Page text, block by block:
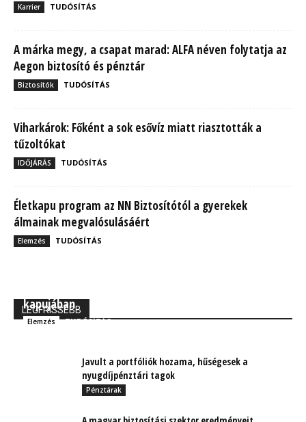
Karrier TUDÓSÍTÁS
A márka megy, a csapat marad: ALFA néven folytatja az
Aegon biztosító és pénztár
Biztosítók TUDÓSÍTÁS
Viharkárok: Főként a sok esővíz miatt riasztották a
tűzoltókat
IDŐJÁRÁS TUDÓSÍTÁS
Életkapu program az NN Biztosítótól a gyerekek
álmainak megvalósulásáért
Elemzés TUDÓSÍTÁS
LEGFRISSEBB
kapujában
Elemzés TUDÓSÍTÁS
Javult a portfóliók hozama, hűségesek a
nyugdíjpénztári tagok
Pénztárak